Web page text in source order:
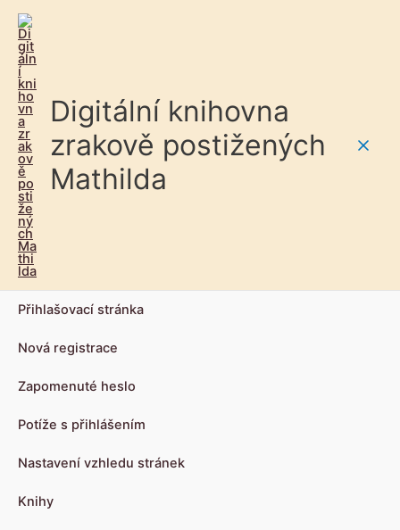
Digitální knihovna
zrakově postižených
Mathilda
Přihlašovací stránka
Nová registrace
Zapomenuté heslo
Potíže s přihlášením
Nastavení vzhledu stránek
Knihy